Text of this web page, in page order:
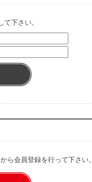
下さい。
ら会員登録を行って下さい。